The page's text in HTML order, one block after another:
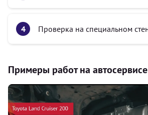
Проверка на специальном
Примеры работ на автосервисе